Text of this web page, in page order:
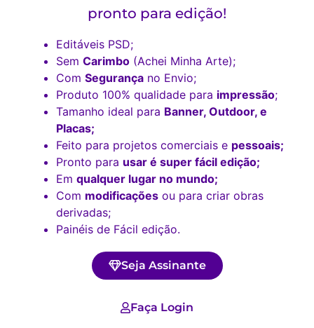
pronto para edição!
Editáveis PSD;
Sem Carimbo (Achei Minha Arte);
Com Segurança no Envio;
Produto 100% qualidade para impressão;
Tamanho ideal para Banner, Outdoor, e
Placas;
Feito para projetos comerciais e pessoais;
Pronto para usar é super fácil edição;
Em qualquer lugar no mundo;
Com modificações ou para criar obras
derivadas;
Painéis de Fácil edição.
Seja Assinante
Faça Login